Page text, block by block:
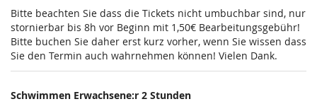
Bitte beachten Sie dass die Tickets nicht umbuchbar sind, nur
stornierbar bis 8h vor Beginn mit 1,50€ Bearbeitungsgebühr!
Bitte buchen Sie daher erst kurz vorher, wenn Sie wissen dass
Sie den Termin auch wahrnehmen können! Vielen Dank.
Schwimmen Erwachsene:r 2 Stunden